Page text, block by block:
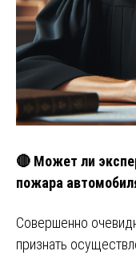
🔴 Может ли
пожара
Совершенно
признать